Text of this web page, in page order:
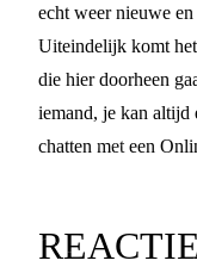
echt weer nieuwe
Uiteindelijk komt
die hier doorheen
iemand, je kan altijd
chatten met een